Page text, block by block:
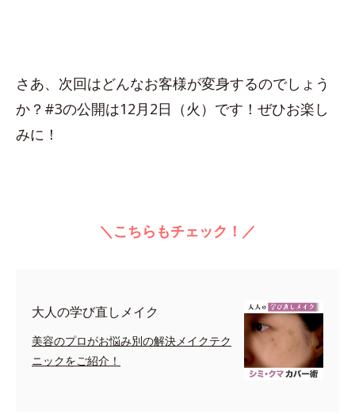
さあ、次回はどんなお客様が変身するのでしょう
か？#3の公開は12月2日（火）です！ぜひお楽し
みに！
＼こちらもチェック！／
大人の学び直しメイク
美容のプロがお悩み別の解決メイクテク
ニックをご紹介！